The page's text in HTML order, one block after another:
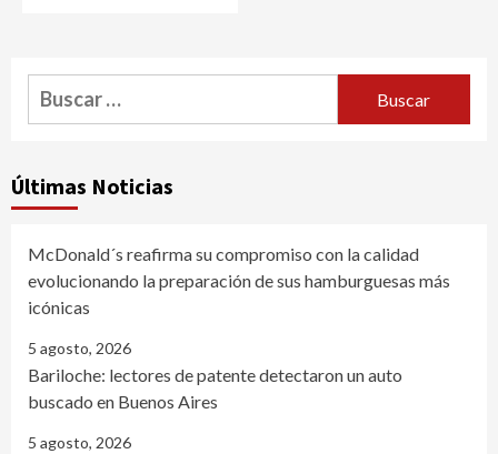
Buscar:
Últimas Noticias
McDonald´s reafirma su compromiso con la calidad
evolucionando la preparación de sus hamburguesas más
icónicas
5 agosto, 2026
Bariloche: lectores de patente detectaron un auto
buscado en Buenos Aires
5 agosto, 2026